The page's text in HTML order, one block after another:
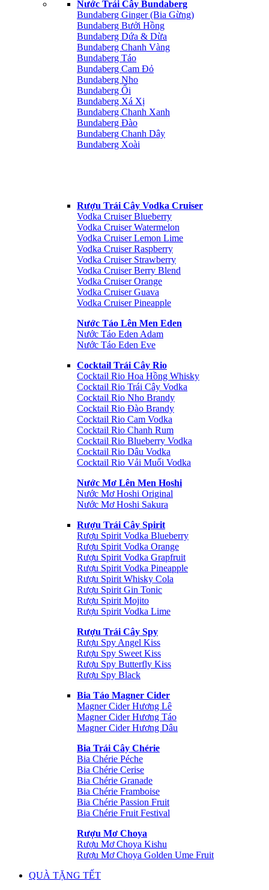
Nước Trái Cây Bundaberg
Bundaberg Ginger (Bia Gừng)
Bundaberg Bưởi Hồng
Bundaberg Dứa & Dừa
Bundaberg Chanh Vàng
Bundaberg Táo
Bundaberg Cam Đỏ
Bundaberg Nho
Bundaberg Ổi
Bundaberg Xá Xị
Bundaberg Chanh Xanh
Bundaberg Đào
Bundaberg Chanh Dây
Bundaberg Xoài
Rượu Trái Cây Vodka Cruiser
Vodka Cruiser Blueberry
Vodka Cruiser Watermelon
Vodka Cruiser Lemon Lime
Vodka Cruiser Raspberry
Vodka Cruiser Strawberry
Vodka Cruiser Berry Blend
Vodka Cruiser Orange
Vodka Cruiser Guava
Vodka Cruiser Pineapple
Nước Táo Lên Men Eden
Nước Táo Eden Adam
Nước Táo Eden Eve
Cocktail Trái Cây Rio
Cocktail Rio Hoa Hồng Whisky
Cocktail Rio Trái Cây Vodka
Cocktail Rio Nho Brandy
Cocktail Rio Đào Brandy
Cocktail Rio Cam Vodka
Cocktail Rio Chanh Rum
Cocktail Rio Blueberry Vodka
Cocktail Rio Dâu Vodka
Cocktail Rio Vải Muối Vodka
Nước Mơ Lên Men Hoshi
Nước Mơ Hoshi Original
Nước Mơ Hoshi Sakura
Rượu Trái Cây Spirit
Rượu Spirit Vodka Blueberry
Rượu Spirit Vodka Orange
Rượu Spirit Vodka Grapfruit
Rượu Spirit Vodka Pineapple
Rượu Spirit Whisky Cola
Rượu Spirit Gin Tonic
Rượu Spirit Mojito
Rượu Spirit Vodka Lime
Rượu Trái Cây Spy
Rượu Spy Angel Kiss
Rượu Spy Sweet Kiss
Rượu Spy Butterfly Kiss
Rượu Spy Black
Bia Táo Magner Cider
Magner Cider Hương Lê
Magner Cider Hương Táo
Magner Cider Hương Dâu
Bia Trái Cây Chérie
Bia Chérie Péche
Bia Chérie Cerise
Bia Chérie Granade
Bia Chérie Framboise
Bia Chérie Passion Fruit
Bia Chérie Fruit Festival
Rượu Mơ Choya
Rượu Mơ Choya Kishu
Rượu Mơ Choya Golden Ume Fruit
QUÀ TẶNG TẾT